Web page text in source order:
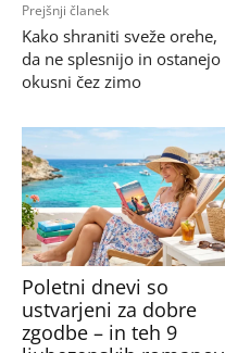
Prejšnji članek
Kako shraniti sveže orehe,
da ne splesnijo in ostanejo
okusni čez zimo
Poletni dnevi so
ustvarjeni za dobre
zgodbe – in teh 9